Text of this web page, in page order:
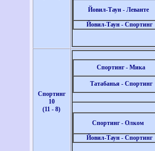
Йовил-Таун - Леванте
Йовил-Таун - Спортинг
Спортинг
10
(11 - 8)
Спортинг - Мика
Татабанья - Спортинг
Спортинг - Олком
Йовил-Таун - Спортинг